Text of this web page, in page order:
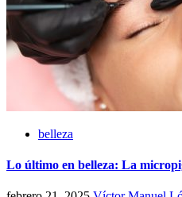
belleza
Lo último en belleza: La